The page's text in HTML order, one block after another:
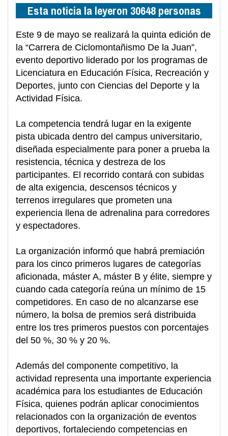
Esta noticia la leyeron 30648 personas
Este 9 de mayo se realizará la quinta edición de
la “Carrera de Ciclomontañismo De la Juan”,
evento deportivo liderado por los programas de
Licenciatura en Educación Física, Recreación y
Deportes, junto con Ciencias del Deporte y la
Actividad Física.
La competencia tendrá lugar en la exigente
pista ubicada dentro del campus universitario,
diseñada especialmente para poner a prueba la
resistencia, técnica y destreza de los
participantes. El recorrido contará con subidas
de alta exigencia, descensos técnicos y
terrenos irregulares que prometen una
experiencia llena de adrenalina para corredores
y espectadores.
La organización informó que habrá premiación
para los cinco primeros lugares de categorías
aficionada, máster A, máster B y élite, siempre y
cuando cada categoría reúna un mínimo de 15
competidores. En caso de no alcanzarse ese
número, la bolsa de premios será distribuida
entre los tres primeros puestos con porcentajes
del 50 %, 30 % y 20 %.
Además del componente competitivo, la
actividad representa una importante experiencia
académica para los estudiantes de Educación
Física, quienes podrán aplicar conocimientos
relacionados con la organización de eventos
deportivos, fortaleciendo competencias en